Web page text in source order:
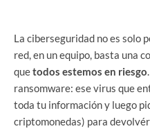
La ciberseguridad no es solo
red, en un equipo, basta una
quetodos estemos en riesgo
ransomware: ese virus que
toda tu información y luego
criptomonedas) para